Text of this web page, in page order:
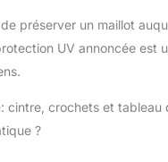
préserver un maillot
UV annoncée est
cintre, crochets et tableau
?